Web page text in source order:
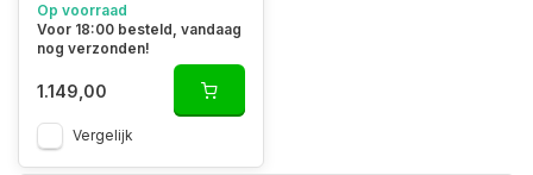
Op voorraad
Voor 18:00 besteld, vandaag
nog verzonden!
1.149,00
Vergelijk